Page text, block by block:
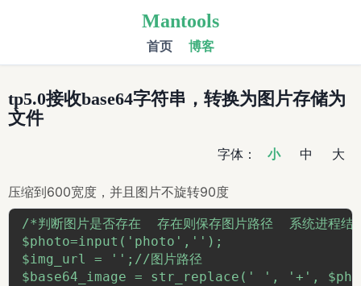
Mantools
首页 博客
tp5.0接收base64字符串，转换为图片存储为
文件
字体： 小 中 大
压缩到600宽度，并且图片不旋转90度
/*判断图片是否存在  存在则保存图片路径  系统进程
$photo=input('photo','');
$img_url = '';//图片路径
$base64_image = str_replace(' ', '+',